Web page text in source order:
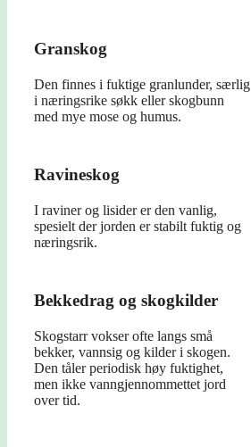
Granskog
Den finnes i fuktige granlunder, særlig
i næringsrike søkk eller skogbunn
med mye mose og humus.
Ravineskog
I raviner og lisider er den vanlig,
spesielt der jorden er stabilt fuktig og
næringsrik.
Bekkedrag og skogkilder
Skogstarr vokser ofte langs små
bekker, vannsig og kilder i skogen.
Den tåler periodisk høy fuktighet,
men ikke vanngjennommettet jord
over tid.